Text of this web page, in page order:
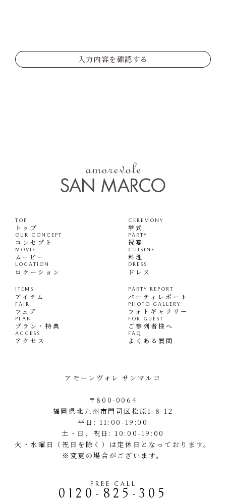
入力内容を確認する
TOP
トップ
OUR CONCEPT
コンセプト
MOVIE
ムービー
LOCATION
ロケーション
CEREMONY
挙式
PARTY
祝宴
CUISINE
料理
DRESS
ドレス
ITEMS
アイテム
FAIR
フェア
PLAN
プラン・特典
ACCESS
アクセス
PARTY REPORT
パーティレポート
PHOTO GALLERY
フォトギャラリー
FOR GUEST
ご参列者様へ
FAQ
よくある質問
アモーレヴォレ サンマルコ
〒800-0064
福岡県北九州市門司区松原1-8-12
平日: 11:00-19:00
土・日、祝日: 10:00-19:00
火・水曜日（祝日を除く）は定休日となっております。
※変更の場合がございます。
FREE CALL
0120-825-305